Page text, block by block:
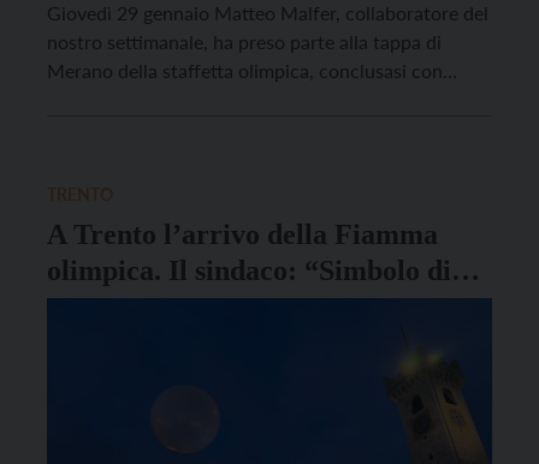
Giovedì 29 gennaio Matteo Malfer, collaboratore del
nostro settimanale, ha preso parte alla tappa di
Merano della staffetta olimpica, conclusasi con
A Trento l’arrivo della Fiamma
olimpica. Il sindaco: “Simbolo di
unione, pace e lealtà”